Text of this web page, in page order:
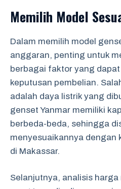
Memilih Model
Dalam memilih model
anggaran, penting untuk
berbagai faktor yang
keputusan pembelian.
adalah daya listrik yang
genset Yanmar memiliki
berbeda-beda, sehingga
menyesuaikannya dengan
di Makassar.
Selanjutnya, analisis